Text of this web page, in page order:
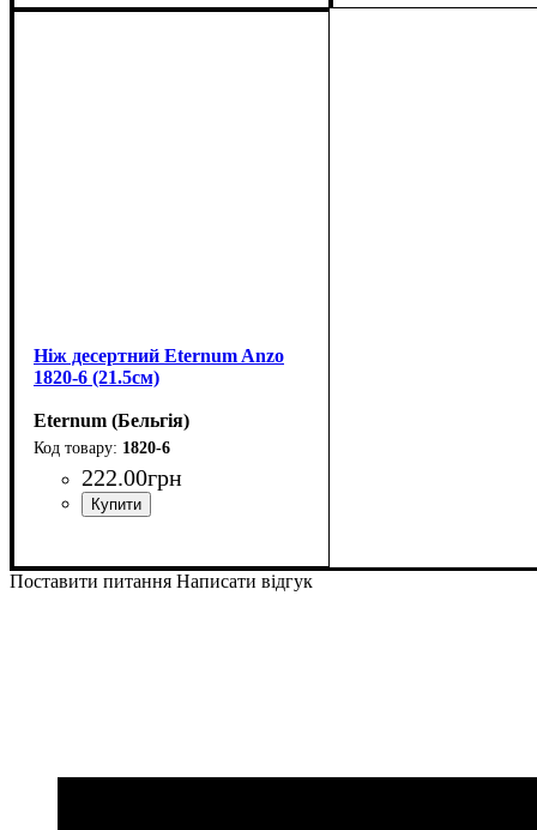
Ніж десертний Eternum Anzo
1820-6 (21.5см)
Eternum (Бельгія)
1820-6
222.00грн
Поставити питання Написати відгук